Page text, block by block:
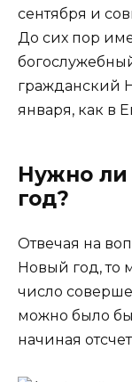
сентября и
До сих пор
гражданский
января, как в
Нужно ли
год?
Отвечая на
Новый год, то
число
можно было
начиная